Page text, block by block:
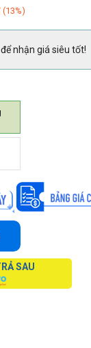
(13%)
để nhận giá siêu tốt!
SAU